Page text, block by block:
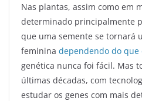
Nas plantas, assim como em
determinado principalmente
que uma semente se tornará
feminina dependendo do que
genética nunca foi fácil. Mas
últimas décadas, com
estudar os genes com mais